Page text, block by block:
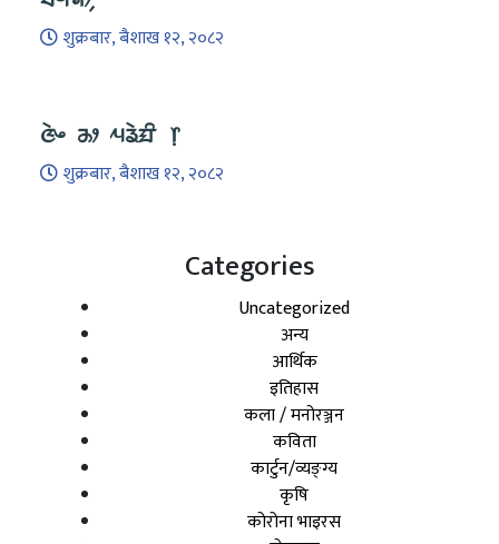
शुक्रबार, बैशाख १२, २०८२
ᤜᤧᤴ ᤌᤣ ᤘᤕᤧᤀᤡ ᥅
शुक्रबार, बैशाख १२, २०८२
Categories
Uncategorized
अन्य
आर्थिक
इतिहास
कला / मनोरञ्जन
कविता
कार्टुन/व्यङ्ग्य
कृषि
कोरोना भाइरस